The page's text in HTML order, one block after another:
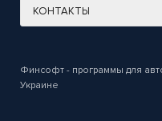
Финсофт - программы для
Украине
КОНТАКТЫ